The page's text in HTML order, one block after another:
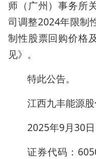
师（广州）事务所
司调整2024年限制
制性股票回购价格
见》。
特此公告。
江西九丰能源
2025年9月30日
证券代码：